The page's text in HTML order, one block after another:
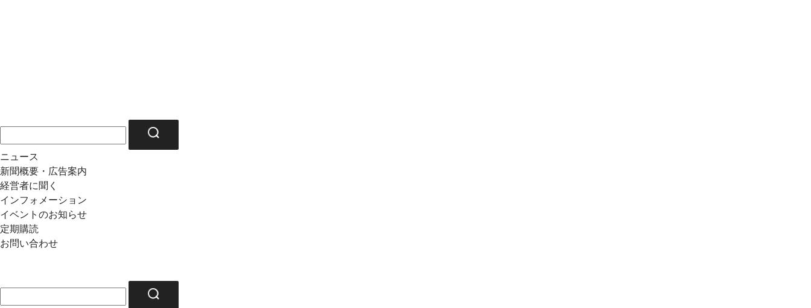
ニュース
新聞概要・広告案内
経営者に聞く
インフォメーション
イベントのお知らせ
定期購読
お問い合わせ